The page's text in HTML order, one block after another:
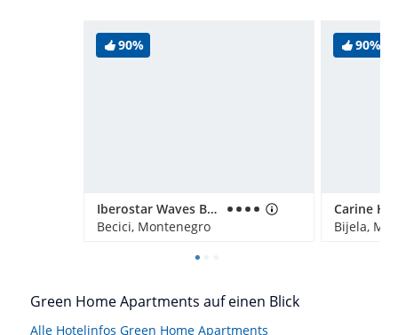
90%
Iberostar Waves Bellevue
Becici, Montenegro
90%
Carine
Bijela,
Green Home Apartments auf einen Blick
Alle Hotelinfos Green Home Apartments